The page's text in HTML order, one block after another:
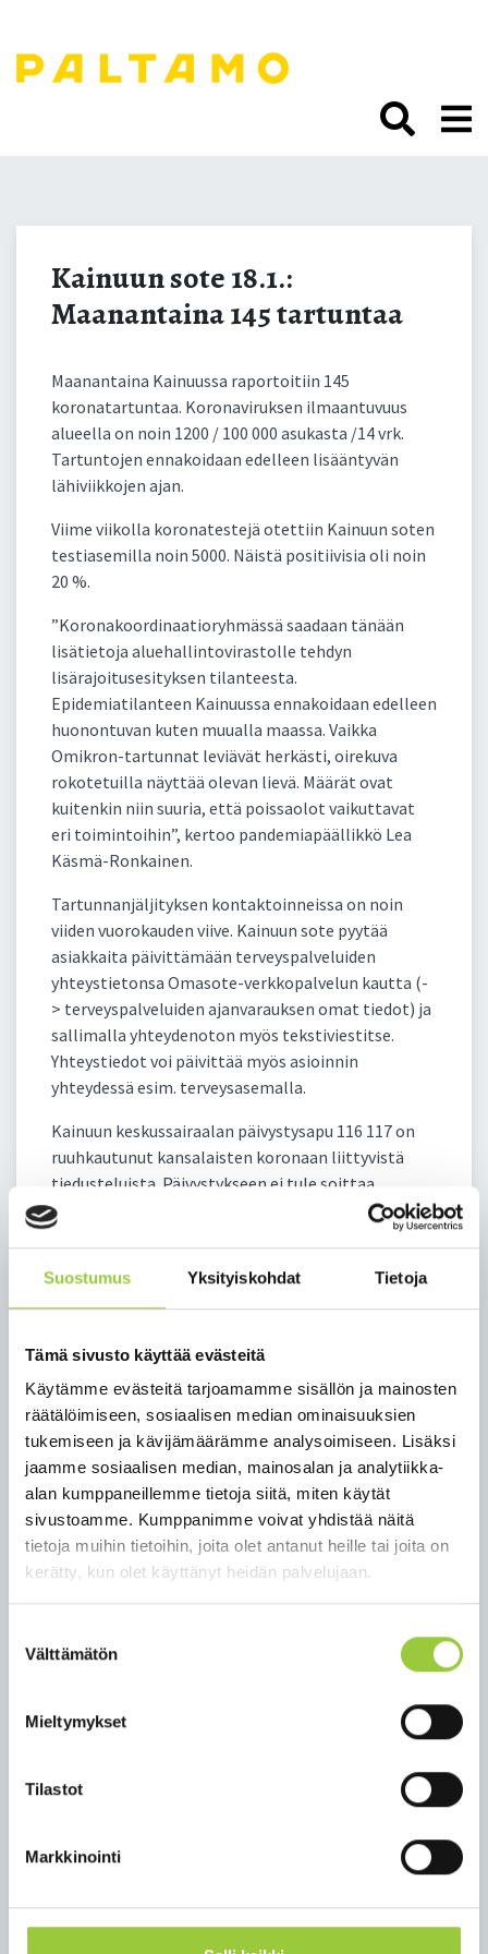
Suostumus Yksityiskohdat Tietoja
Tämä sivusto käyttää evästeitä
Käytämme evästeitä tarjoamamme sisällön ja mainosten
räätälöimiseen, sosiaalisen median ominaisuuksien
tukemiseen ja kävijämäärämme analysoimiseen. Lisäksi
jaamme sosiaalisen median, mainosalan ja analytiikka-
alan kumppaneillemme tietoja siitä, miten käytät
sivustoamme. Kumppanimme voivat yhdistää näitä
tietoja muihin tietoihin, joita olet antanut heille tai joita on
kerätty, kun olet käyttänyt heidän palvelujaan.
valinta
Välttämätön
Mieltymykset
Tilastot
Markkinointi
Kainuun sote 18.1.:
Maanantaina 145
tartuntaa
Kainuun sote 18.1.:
Maanantaina 145 tartuntaa
Maanantaina Kainuussa raportoitiin 145
koronatartuntaa. Koronaviruksen ilmaantuvuus
alueella on noin 1200 / 100 000 asukasta /14 vrk.
Tartuntojen ennakoidaan edelleen lisääntyvän
lähiviikkojen ajan.
Viime viikolla koronatestejä otettiin Kainuun soten
testiasemilla noin 5000. Näistä positiivisia oli noin
20 %.
”Koronakoordinaatioryhmässä saadaan tänään
lisätietoja aluehallintovirastolle tehdyn
lisärajoitusesityksen tilanteesta.
Epidemiatilanteen Kainuussa ennakoidaan edelleen
huonontuvan kuten muualla maassa. Vaikka
Omikron-tartunnat leviävät herkästi, oirekuva
rokotetuilla näyttää olevan lievä. Määrät ovat
kuitenkin niin suuria, että poissaolot vaikuttavat
eri toimintoihin”, kertoo pandemiapäällikkö Lea
Käsmä-Ronkainen.
Tartunnanjäljityksen kontaktoinneissa on noin
viiden vuorokauden viive. Kainuun sote pyytää
asiakkaita päivittämään terveyspalveluiden
yhteystietonsa Omasote-verkkopalvelun kautta (-
> terveyspalveluiden ajanvarauksen omat tiedot) ja
sallimalla yhteydenoton myös tekstiviestitse.
Yhteystiedot voi päivittää myös asioinnin
yhteydessä esim. terveysasemalla.
Kainuun keskussairaalan päivystysapu 116 117 on
ruuhkautunut kansalaisten koronaan liittyvistä
tiedusteluista. Päivystykseen ei tule soittaa
tiedusteluita varten, vaan ottaa yhteyttä vain
mikäli tarvitsee kiireellistä hoidon tarpeen
Kiireetöntä toimintaa joudutaan supistamaan
Koronatartunnat vaikuttavat sosiaali- ja
henkilökunnan poissaoloihin. Sairaalahoidon tarve
on edelleen pieni; koronaoireiden vuoksi hoidossa
on muutamia potilaita.
Kiireetöntä laboratoriopalvelua on jouduttu
Kainuussa supistamaan useissa toimipisteissä.
Leikkaustoiminnan sekä kiireettömien
tutkimusten ja hoidon supistamiseen on
varauduttu ja alasajoon ryhdytään tarpeen
Kolmannen koronarokotuksen on saanut puolet yli
12-vuotiaista kainuulaisista. Heikoin rokotesuoja
on edelleen alle 40-vuotiailla. Täysin ilman
kainuulaisia.
rokotuspiste suljetaan toistaiseksi huomisesta